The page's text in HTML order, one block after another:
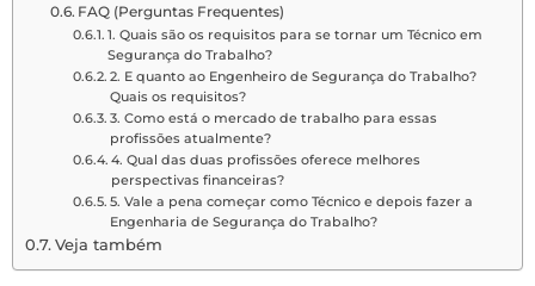
FAQ (Perguntas Frequentes)
1. Quais são os requisitos para se tornar um Técnico em
Segurança do Trabalho?
2. E quanto ao Engenheiro de Segurança do Trabalho?
Quais os requisitos?
3. Como está o mercado de trabalho para essas
profissões atualmente?
4. Qual das duas profissões oferece melhores
perspectivas financeiras?
5. Vale a pena começar como Técnico e depois fazer a
Engenharia de Segurança do Trabalho?
Veja também